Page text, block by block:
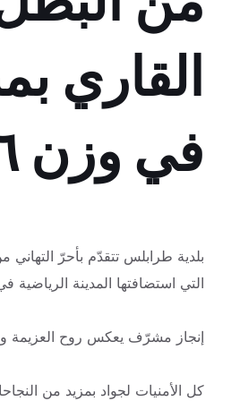
القاري
في وزن ٧٦ كلغ
التي استضافتها المدينة الرياضية
إنجاز مشرّف يعكس روح العزيمة
كل الأمنيات لجواد بمزيد من